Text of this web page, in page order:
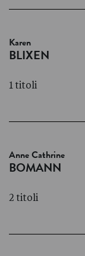
Karen
BLIXEN
1 titoli
Anne Cathrine
BOMANN
2 titoli